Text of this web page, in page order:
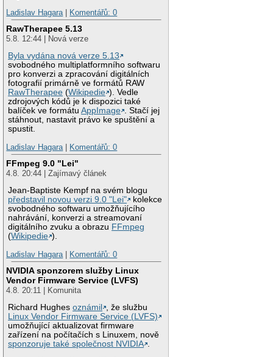
Ladislav Hagara| Komentářů: 0
RawTherapee 5.13
5.8. 12:44 | Nová verze
Byla vydána nová verze 5.13
svobodného multiplatformního softwaru
pro konverzi a zpracování digitálních
fotografií primárně ve formátů RAW
RawTherapee (Wikipedie ). Vedle
zdrojových kódů je k dispozici také
balíček ve formátuAppImage . Stačí jej
stáhnout, nastavit právo ke spuštění a
spustit.
Ladislav Hagara| Komentářů: 0
FFmpeg 9.0 "Lei"
4.8. 20:44 | Zajímavý článek
Jean-Baptiste Kempf na svém blogu
představil novou verzi 9.0 "Lei"
kolekce
svobodného softwaru umožňujícího
nahrávání, konverzi a streamovaní
digitálního zvuku a obrazu FFmpeg
(Wikipedie ).
Ladislav Hagara| Komentářů: 0
NVIDIA sponzorem služby Linux
Vendor Firmware Service (LVFS)
4.8. 20:11 | Komunita
Richard Hughesoznámil
, že službu
Linux Vendor Firmware Service (LVFS)
umožňující aktualizovat firmware
zařízení na počítačích s Linuxem, nově
sponzoruje také společnost NVIDIA .